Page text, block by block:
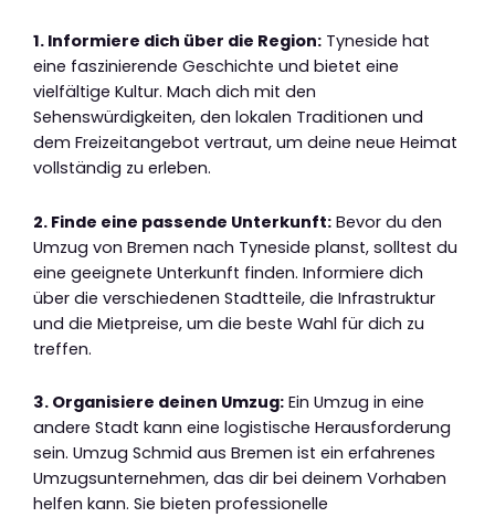
1. Informiere dich über die Region: Tyneside hat
eine faszinierende Geschichte und bietet eine
vielfältige Kultur. Mach dich mit den
Sehenswürdigkeiten, den lokalen Traditionen und
dem Freizeitangebot vertraut, um deine neue Heimat
vollständig zu erleben.
2. Finde eine passende Unterkunft: Bevor du den
Umzug von Bremen nach Tyneside planst, solltest du
eine geeignete Unterkunft finden. Informiere dich
über die verschiedenen Stadtteile, die Infrastruktur
und die Mietpreise, um die beste Wahl für dich zu
treffen.
3. Organisiere deinen Umzug: Ein Umzug in eine
andere Stadt kann eine logistische Herausforderung
sein. Umzug Schmid aus Bremen ist ein erfahrenes
Umzugsunternehmen, das dir bei deinem Vorhaben
helfen kann. Sie bieten professionelle